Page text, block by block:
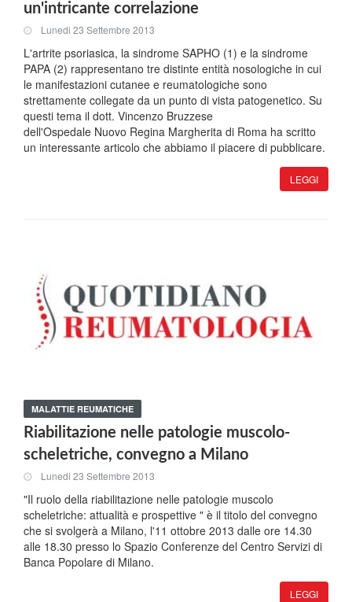
un'intricante correlazione
Lunedi 23 Settembre 2013
L'artrite psoriasica, la sindrome SAPHO (1) e la sindrome
PAPA (2) rappresentano tre distinte entità nosologiche in cui
le manifestazioni cutanee e reumatologiche sono
strettamente collegate da un punto di vista patogenetico. Su
questi tema il dott. Vincenzo Bruzzese
dell'Ospedale Nuovo Regina Margherita di Roma ha scritto
un interessante articolo che abbiamo il piacere di pubblicare.
LEGGI
MALATTIE REUMATICHE
Riabilitazione nelle patologie muscolo-
scheletriche, convegno a Milano
Lunedi 23 Settembre 2013
"Il ruolo della riabilitazione nelle patologie muscolo
scheletriche: attualità e prospettive " è il titolo del convegno
che si svolgerà a Milano, l'11 ottobre 2013 dalle ore 14.30
alle 18.30 presso lo Spazio Conferenze del Centro Servizi di
Banca Popolare di Milano.
LEGGI